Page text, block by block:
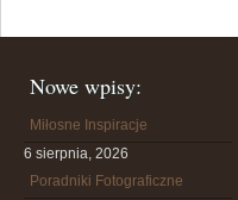
Nowe wpisy:
Miłosne Inspiracje
6 sierpnia, 2026
Poradniki Fotograficzne